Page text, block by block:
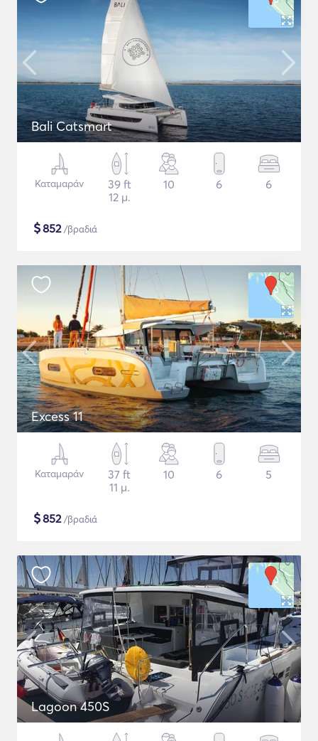
Bali Catsmart
Καταμαράν
39 ft
12 μ.
10 6 6
$852/βραδιά
Excess 11
Καταμαράν
37 ft
11 μ.
10 6 5
$852/βραδιά
Lagoon 450S